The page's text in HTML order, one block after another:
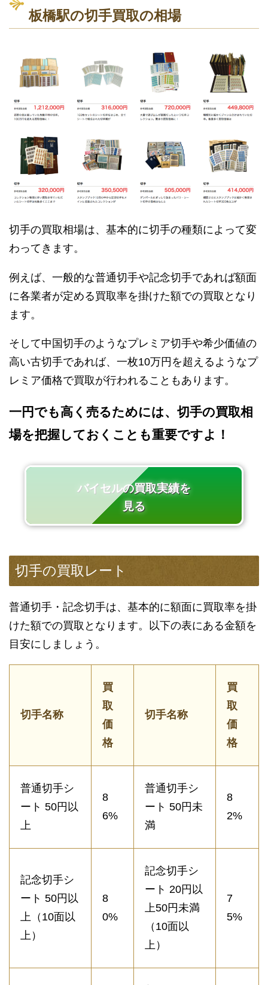
板橋駅の切手買取の相場
切手の買取相場は、基本的に切手の種類によって変
わってきます。
例えば、一般的な普通切手や記念切手であれば額面
に各業者が定める買取率を掛けた額での買取となり
ます。
そして中国切手のようなプレミア切手や希少価値の
高い古切手であれば、一枚10万円を超えるようなプ
レミア価格で買取が行われることもあります。
一円でも高く売るためには、切手の買取相
場を把握しておくことも重要ですよ！
バイセルの買取実績を
見る
切手の買取レート
普通切手・記念切手は、基本的に額面に買取率を掛
けた額での買取となります。以下の表にある金額を
目安にしましょう。
切手名称
買
取
価
格
切手名称
買
取
価
格
普通切手シ
ート 50円以
上
8
6%
普通切手シ
ート 50円未
満
8
2%
記念切手シ
ート 50円以
上（10面以
上）
8
0%
記念切手シ
ート 20円以
上50円未満
（10面以
上）
7
5%